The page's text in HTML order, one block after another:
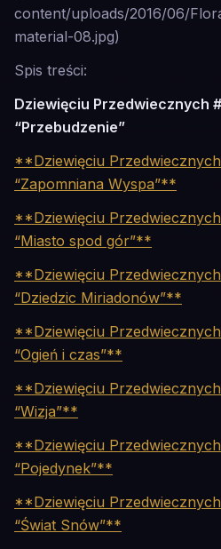
content/uploads/2016/06/
material-08.jpg)
Spis treści:
Dziewięciu Przedwiecznych
“Przebudzenie”
**Dziewięciu Przedwiecznych
“Zapomniana Wyspa”**
**Dziewięciu Przedwiecznych
“Miasto spod gór”**
**Dziewięciu Przedwiecznych
“Dziedzic Miriadonów”**
**Dziewięciu Przedwiecznych
“Ogień i czas”**
**Dziewięciu Przedwiecznych
“Wizja”**
**Dziewięciu Przedwiecznych
“Pojedynek”**
**Dziewięciu Przedwiecznych
“Świat Snów”**